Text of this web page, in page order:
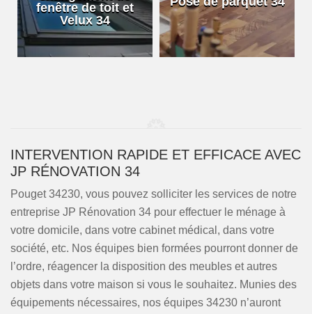
fenêtre de toit et
Velux 34
INTERVENTION RAPIDE ET EFFICACE AVEC
JP RÉNOVATION 34
Pouget 34230, vous pouvez solliciter les services de notre
entreprise JP Rénovation 34 pour effectuer le ménage à
votre domicile, dans votre cabinet médical, dans votre
société, etc. Nos équipes bien formées pourront donner de
l’ordre, réagencer la disposition des meubles et autres
objets dans votre maison si vous le souhaitez. Munies des
équipements nécessaires, nos équipes 34230 n’auront